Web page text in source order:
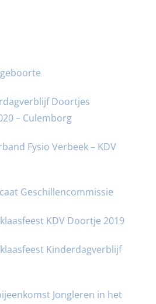
Doortjes
– Culemborg
Fysio Verbeek – KDV
Geschillencommissie
KDV Doortje 2019
Kinderdagverblijf
Jongleren in het